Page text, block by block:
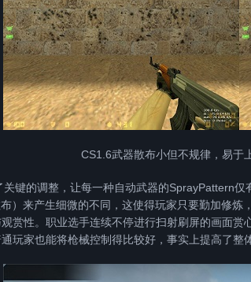
CS1.6武器散布小但不规律，易于
的调整，让每一种自动武器的SprayPattern仅
）来产生细微的不同，这使得玩家只要勤加修
赏性。职业选手连续不停进行扫射刷屏的画面
玩家也能将枪械控制得比较好，事实上提高了整